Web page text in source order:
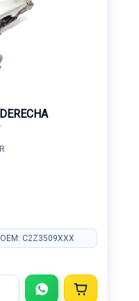
OEM: C2Z3509XXX